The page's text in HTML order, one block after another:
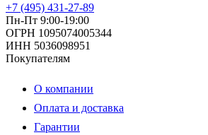
+7 (495) 431-27-89
Пн-Пт 9:00-19:00
ОГРН 1095074005344
ИНН 5036098951
Покупателям
О компании
Оплата и доставка
Гарантии